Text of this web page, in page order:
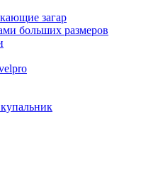
загар
больших размеров